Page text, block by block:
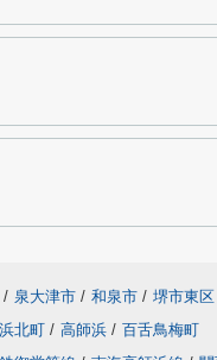
/ 泉大津市 / 和泉市 / 堺市東区
北町 / 高師浜 / 百舌鳥梅町